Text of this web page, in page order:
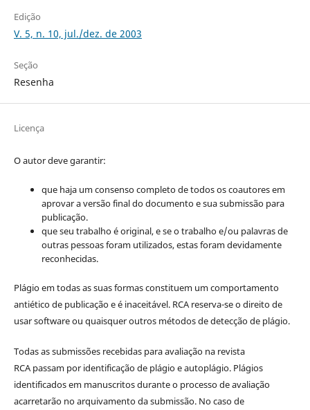
Edição
V. 5, n. 10, jul./dez. de 2003
Seção
Resenha
Licença
O autor deve garantir:
que haja um consenso completo de todos os coautores em
aprovar a versão final do documento e sua submissão para
publicação.
que seu trabalho é original, e se o trabalho e/ou palavras de
outras pessoas foram utilizados, estas foram devidamente
reconhecidas.
Plágio em todas as suas formas constituem um comportamento
antiético de publicação e é inaceitável. RCA reserva-se o direito de
usar software ou quaisquer outros métodos de detecção de plágio.
Todas as submissões recebidas para avaliação na revista
RCA passam por identificação de plágio e autoplágio. Plágios
identificados em manuscritos durante o processo de avaliação
acarretarão no arquivamento da submissão. No caso de